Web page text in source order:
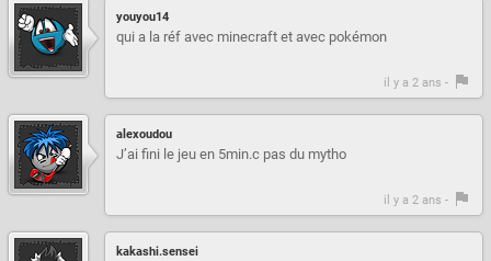
youyou14
qui a la réf avec minecraft et avec pokémon
il y a 2 ans -
alexoudou
J’ai fini le jeu en 5min.c pas du mytho
il y a 2 ans -
kakashi.sensei